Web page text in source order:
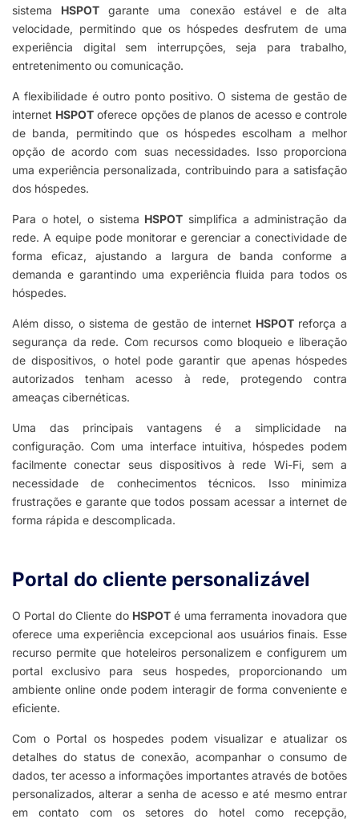
sistema HSPOT garante uma conexão estável e de alta
velocidade, permitindo que os hóspedes desfrutem de uma
experiência digital sem interrupções, seja para trabalho,
entretenimento ou comunicação.
A flexibilidade é outro ponto positivo. O sistema de gestão de
internet HSPOT oferece opções de planos de acesso e controle
de banda, permitindo que os hóspedes escolham a melhor
opção de acordo com suas necessidades. Isso proporciona
uma experiência personalizada, contribuindo para a satisfação
dos hóspedes.
Para o hotel, o sistema HSPOT simplifica a administração da
rede. A equipe pode monitorar e gerenciar a conectividade de
forma eficaz, ajustando a largura de banda conforme a
demanda e garantindo uma experiência fluida para todos os
hóspedes.
Além disso, o sistema de gestão de internet HSPOT reforça a
segurança da rede. Com recursos como bloqueio e liberação
de dispositivos, o hotel pode garantir que apenas hóspedes
autorizados tenham acesso à rede, protegendo contra
ameaças cibernéticas.
Uma das principais vantagens é a simplicidade na
configuração. Com uma interface intuitiva, hóspedes podem
facilmente conectar seus dispositivos à rede Wi-Fi, sem a
necessidade de conhecimentos técnicos. Isso minimiza
frustrações e garante que todos possam acessar a internet de
forma rápida e descomplicada.
Portal do cliente personalizável​
O Portal do Cliente do HSPOT é uma ferramenta inovadora que
oferece uma experiência excepcional aos usuários finais. Esse
recurso permite que hoteleiros personalizem e configurem um
portal exclusivo para seus hospedes, proporcionando um
ambiente online onde podem interagir de forma conveniente e
eficiente.
Com o Portal os hospedes podem visualizar e atualizar os
detalhes do status de conexão, acompanhar o consumo de
dados, ter acesso a informações importantes através de botões
personalizados, alterar a senha de acesso e até mesmo entrar
em contato com os setores do hotel como recepção,